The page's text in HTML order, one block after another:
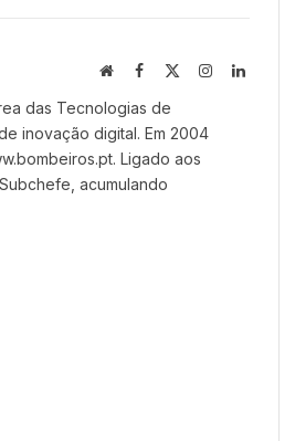
WebsiteFacebook InstagramLinkedIn
das Tecnologias de
inovação digital. Em 2004
Ligado aos
acumulando